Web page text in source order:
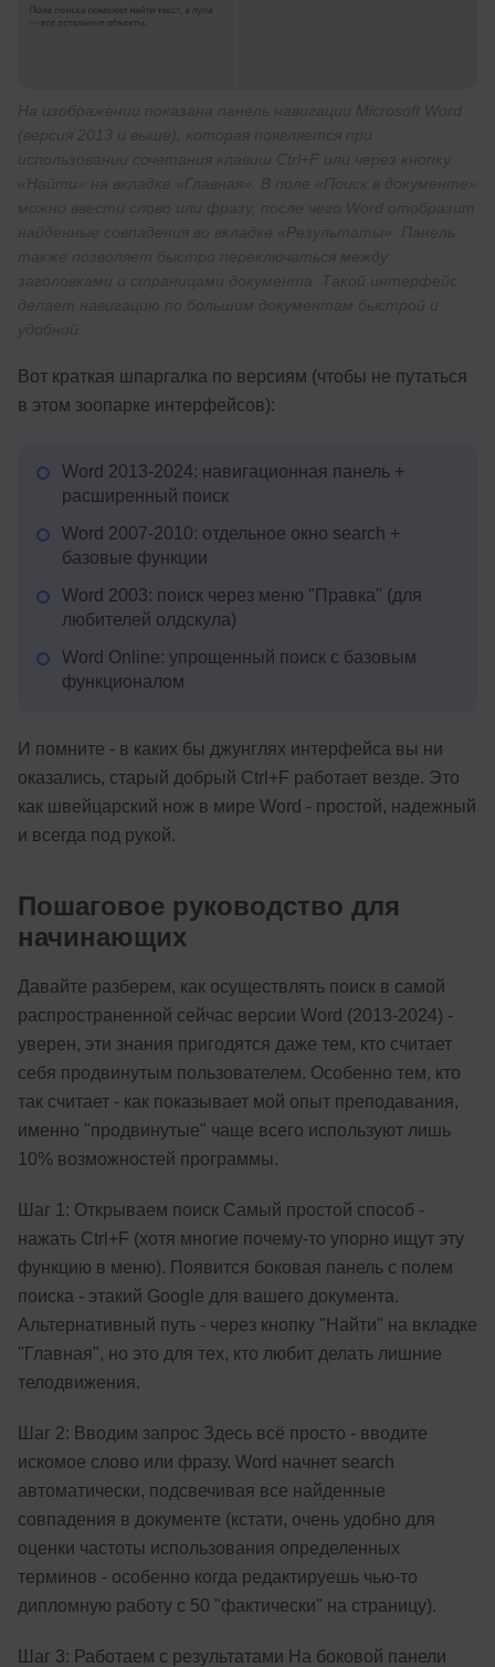
Вот краткая шпаргалка по версиям (чтобы не путаться
в этом зоопарке интерфейсов):
Word 2013-2024: навигационная панель +
расширенный поиск
Word 2007-2010: отдельное окно search +
базовые функции
Word 2003: поиск через меню "Правка" (для
любителей олдскула)
Word Online: упрощенный поиск с базовым
функционалом
И помните - в каких бы джунглях интерфейса вы ни
оказались, старый добрый Ctrl+F работает везде. Это
как швейцарский нож в мире Word - простой, надежный
и всегда под рукой.
Пошаговое руководство для
начинающих
Давайте разберем, как осуществлять поиск в самой
распространенной сейчас версии Word (2013-2024) -
уверен, эти знания пригодятся даже тем, кто считает
себя продвинутым пользователем. Особенно тем, кто
так считает - как показывает мой опыт преподавания,
именно "продвинутые" чаще всего используют лишь
10% возможностей программы.
Шаг 1: Открываем поиск Самый простой способ -
нажать Ctrl+F (хотя многие почему-то упорно ищут эту
функцию в меню). Появится боковая панель с полем
поиска - этакий Google для вашего документа.
Альтернативный путь - через кнопку "Найти" на вкладке
"Главная", но это для тех, кто любит делать лишние
телодвижения.
Шаг 2: Вводим запрос Здесь всё просто - вводите
искомое слово или фразу. Word начнет search
автоматически, подсвечивая все найденные
совпадения в документе (кстати, очень удобно для
оценки частоты использования определенных
терминов - особенно когда редактируешь чью-то
дипломную работу с 50 "фактически" на страницу).
Шаг 3: Работаем с результатами На боковой панели